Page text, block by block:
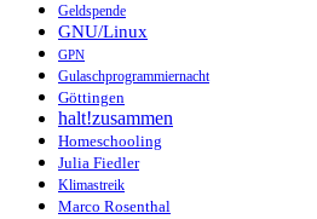
Geldspende
GNU/Linux
GPN
Gulaschprogrammiernacht
Göttingen
halt!zusammen
Homeschooling
Julia Fiedler
Klimastreik
Marco Rosenthal